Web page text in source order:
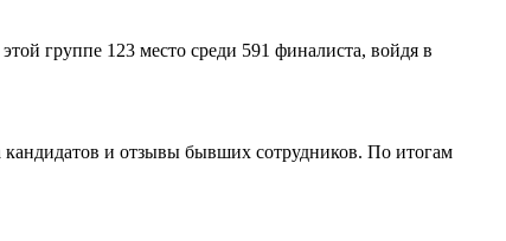
группе 123 место среди 591 финалиста, войдя в
и отзывы бывших сотрудников. По итогам